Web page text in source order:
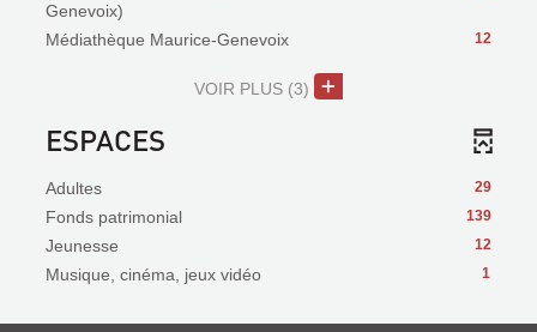
Genevoix)
12
Médiathèque Maurice-Genevoix
VOIR PLUS (3)
ESPACES
29
Adultes
139
Fonds patrimonial
12
Jeunesse
1
Musique, cinéma, jeux vidéo